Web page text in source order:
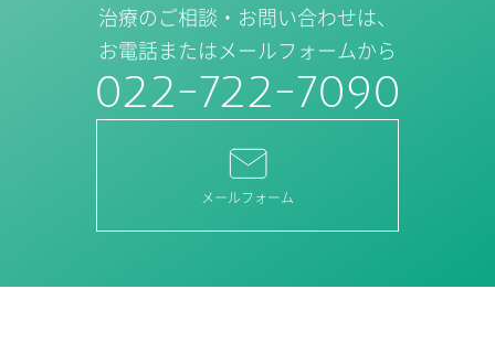
治療のご相談・お問い合わせは、
お電話またはメールフォームから
022-722-7090
メールフォーム